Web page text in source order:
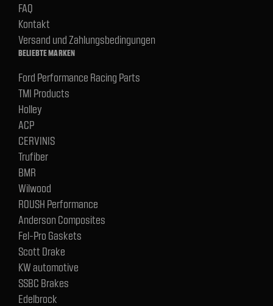
FAQ
Kontakt
Versand und Zahlungsbedingungen
BELIEBTE MARKEN
Ford Performance Racing Parts
TMI Products
Holley
ACP
CERVINIS
Trufiber
BMR
Wilwood
ROUSH Performance
Anderson Composites
Fel-Pro Gaskets
Scott Drake
KW automotive
SSBC Brakes
Edelbrock